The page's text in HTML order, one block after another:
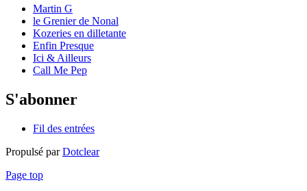
Martin G
le Grenier de Nonal
Kozeries en dilletante
Enfin Presque
Ici & Ailleurs
Call Me Pep
S'abonner
Fil des entrées
Propulsé parDotclear
Page top